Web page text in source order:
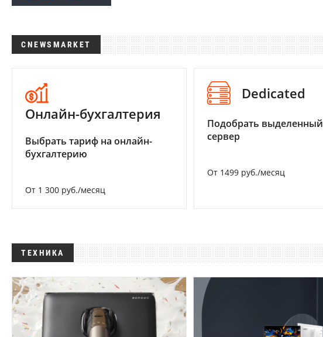
CNEWSMARKET
Онлайн-бухгалтерия
Выбрать тариф на онлайн-
бухгалтерию
От 1 300 руб./месяц
Dedicated
Подобрать выделенный
сервер
От 1499 руб./месяц
ТЕХНИКА